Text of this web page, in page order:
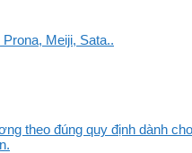
Meiji, Sata..
theo đúng quy định dành